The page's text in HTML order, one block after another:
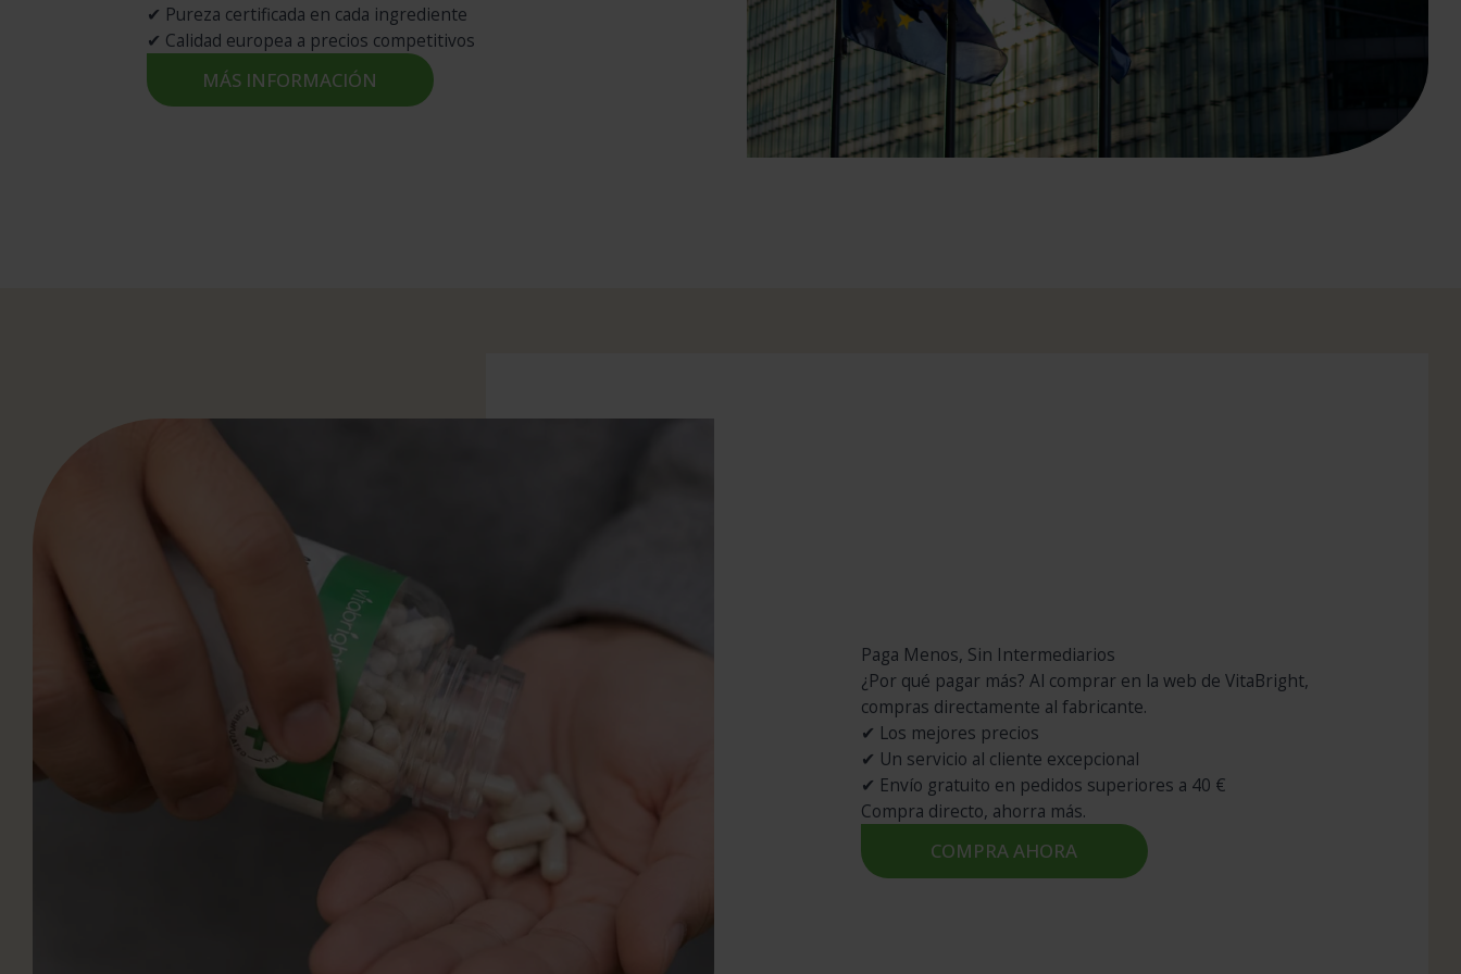
✔ Pureza certificada en cada ingrediente
✔ Calidad europea a precios competitivos
MÁS INFORMACIÓN
Paga Menos, Sin Intermediarios
¿Por qué pagar más? Al comprar en la web de VitaBright,
compras directamente al fabricante.
✔ Los mejores precios
✔ Un servicio al cliente excepcional
✔ Envío gratuito en pedidos superiores a 40 €
Compra directo, ahorra más.
COMPRA AHORA